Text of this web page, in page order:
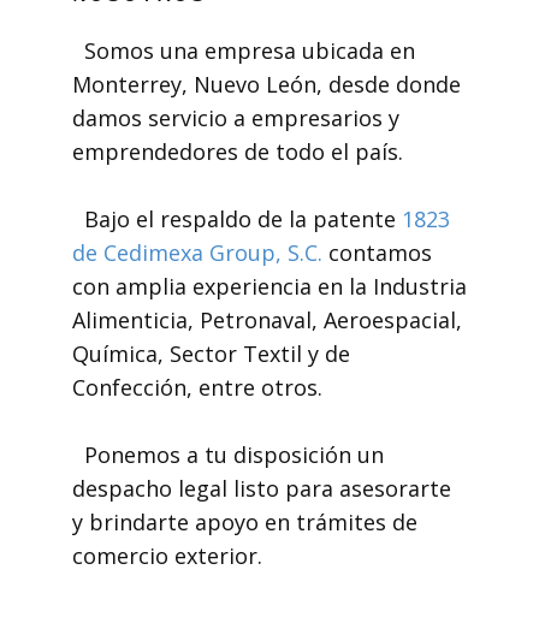
Somos una empresa ubicada en
Monterrey, Nuevo León, desde donde
damos servicio a empresarios y
emprendedores de todo el país.
Bajo el respaldo de la patente 1823
de Cedimexa Group, S.C. contamos
con amplia experiencia en la Industria
Alimenticia, Petronaval, Aeroespacial,
Química, Sector Textil y de
Confección, entre otros.
Ponemos a tu disposición un
despacho legal listo para asesorarte
y brindarte apoyo en trámites de
comercio exterior.